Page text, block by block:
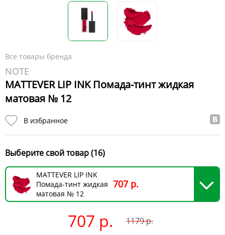
Все товары бренда
NOTE
MATTEVER LIP INK Помада-тинт жидкая
матовая № 12
В избранное
Выберите свой товар (16)
MATTEVER LIP INK
Помада-тинт жидкая
матовая № 12
707 р.
707 р. 1179р.